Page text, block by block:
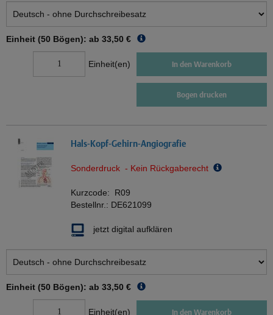
Einheit (50 Bögen): ab 33,50 €
Einheit(en) In den Warenkorb
Bogen drucken
Hals-Kopf-Gehirn-Angiografie
Sonderdruck - Kein Rückgaberecht
Kurzcode: R09
Bestellnr.: DE621099
jetzt digital aufklären
Einheit (50 Bögen): ab 33,50 €
Einheit(en) In den Warenkorb